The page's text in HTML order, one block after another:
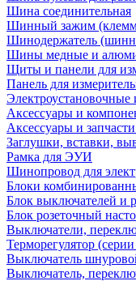
Шина соединительная
Шинный зажим
Шинодержатель
Шины медные и
Щиты и панели для
Панель для
Электроустановочные
Аксессуары и
Аксессуары и
Заглушки, вставки,
Рамка для ЭУИ
Шинопровод для
Блоки
Блок выключателей и
Блок розеточный
Выключатели,
Терморегулятор
Выключатель
Выключатель,